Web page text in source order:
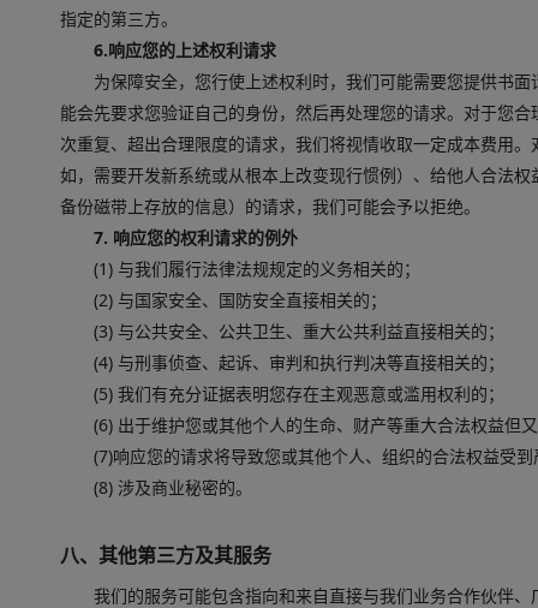
指定的第三方。
6.响应您的上述权利请求
为保障安全，您行使上述权利时，我们可能需要您提供书
能会先要求您验证自己的身份，然后再处理您的请求。对于您
次重复、超出合理限度的请求，我们将视情收取一定成本费用
如，需要开发新系统或从根本上改变现行惯例）、给他人合法
备份磁带上存放的信息）的请求，我们可能会予以拒绝。
7. 响应您的权利请求的例外
(1) 与我们履行法律法规规定的义务相关的；
(2) 与国家安全、国防安全直接相关的；
(3) 与公共安全、公共卫生、重大公共利益直接相关的；
(4) 与刑事侦查、起诉、审判和执行判决等直接相关的；
(5) 我们有充分证据表明您存在主观恶意或滥用权利的；
(6) 出于维护您或其他个人的生命、财产等重大合法权益但
(7)响应您的请求将导致您或其他个人、组织的合法权益受
(8) 涉及商业秘密的。
八、其他第三方及其服务
我们的服务可能包含指向和来自直接与我们业务合作伙伴